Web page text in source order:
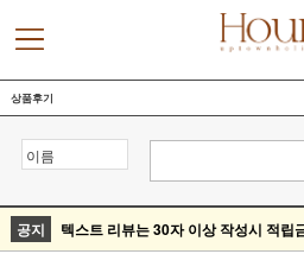
상품후기
공지 텍스트 리뷰는 30자 이상 작성시 적립